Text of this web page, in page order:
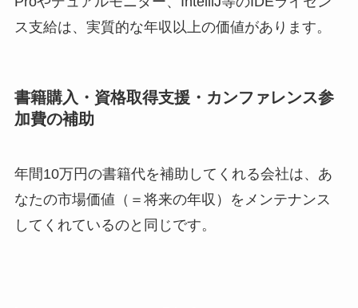
ス支給は、実質的な年収以上の価値があります。
書籍購入・資格取得支援・カンファレンス参
加費の補助
年間10万円の書籍代を補助してくれる会社は、あ
なたの市場価値（＝将来の年収）をメンテナンス
してくれているのと同じです。